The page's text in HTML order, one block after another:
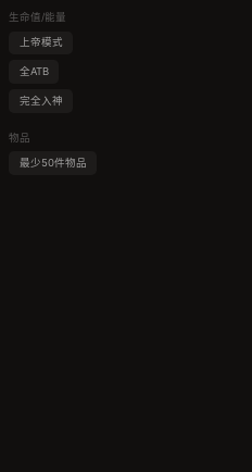
生命值/能量
上帝模式
全ATB
完全入神
物品
最少50件物品